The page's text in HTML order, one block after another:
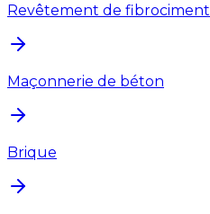
Revêtement de fibrociment
Maçonnerie de béton
Brique